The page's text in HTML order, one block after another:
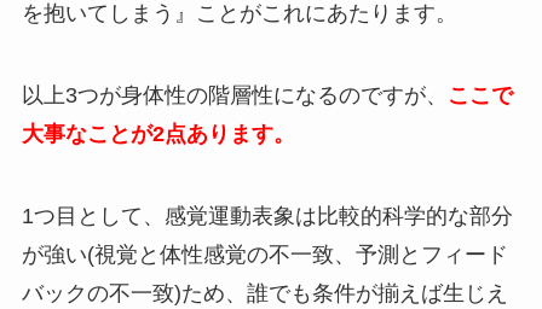
を抱いてしまう』ことがこれにあたります。
以上3つが身体性の階層性になるのですが、
ここで
大事なことが2点あります。
1つ目として、感覚運動表象は比較的科学的な部分
が強い(視覚と体性感覚の不一致、予測とフィード
バックの不一致)ため、誰でも条件が揃えば生じえ